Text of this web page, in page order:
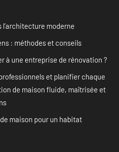
l’architecture moderne
: méthodes et conseils
à une entreprise de rénovation ?
et planifier chaque
de maison fluide, maîtrisée et
maison pour un habitat